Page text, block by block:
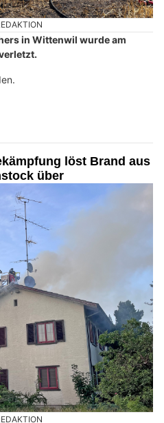
in Wittenwil wurde am
löst Brand aus
über